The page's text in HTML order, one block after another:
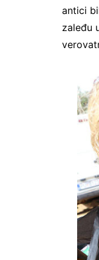
antici
zaleđu